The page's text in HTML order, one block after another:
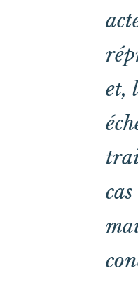
et,